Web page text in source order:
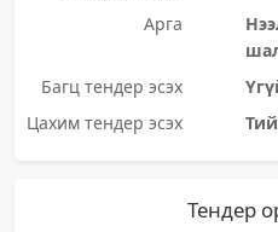
Арга
Багц тендер эсэх
Цахим тендер эсэх
Тендер